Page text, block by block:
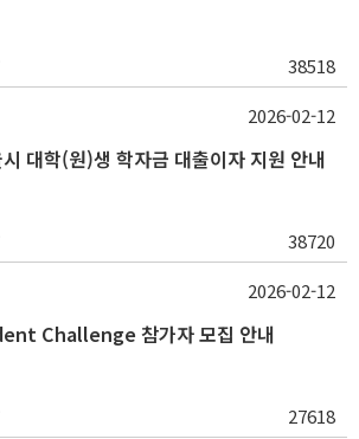
38518
대학(원)생 학자금 대출이자 지원 안내
38720
2026-02-12
Challenge 참가자 모집 안내
27618
2026-02-12